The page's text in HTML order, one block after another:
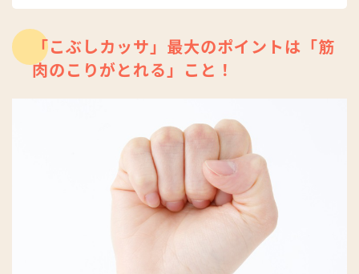
「こぶしカッサ」最大のポイントは「筋
肉のこりがとれる」こと！